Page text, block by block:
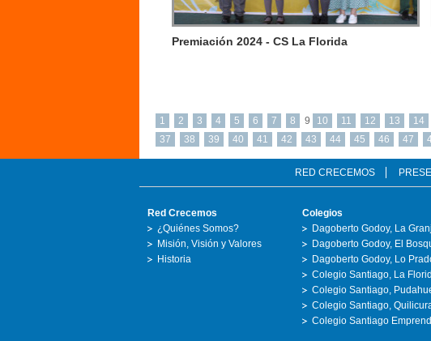
Premiación 2024 - CS La Florida
1 2 3 4 5 6 7 8 9 10 11 12 13 14
37
38 39 40 41 42 43 44 45 46 47
RED CRECEMOS
Red Crecemos
¿Quiénes Somos?
Misión, Visión y Valores
Historia
Colegios
Dagoberto Godoy, La
Dagoberto Godoy, El
Dagoberto Godoy, Lo
Colegio Santiago, La
Colegio Santiago,
Colegio Santiago,
Colegio Santiago